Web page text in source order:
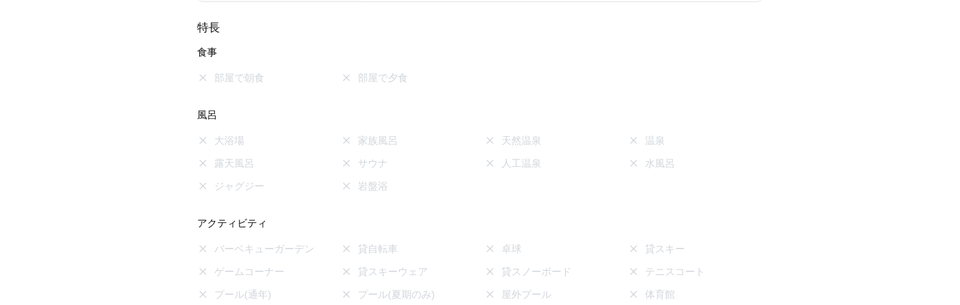
特長
食事
部屋で朝食 部屋で夕食
風呂
大浴場 家族風呂 天然温泉
温泉
露天風呂
サウナ 人工温泉
水風呂
ジャグジー
岩盤浴
アクティビティ
バーベキューガーデン 貸自転車 卓球
貸スキー
ゲームコーナー
貸スキーウェア 貸スノーボード
テニスコート
プール(通年)
プール(夏期のみ) 屋外プール
体育館